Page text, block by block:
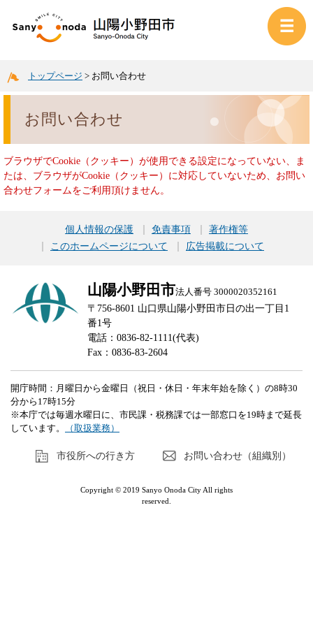
トップページ > お問い合わせ
お問い合わせ
ブラウザでCookie（クッキー）が使用できる設定になっていない、ま
たは、ブラウザがCookie（クッキー）に対応していないため、お問い
合わせフォームをご利用頂けません。
個人情報の保護 免責事項
著作権等
このホームページについて
広告掲載について
山陽小野田市法人番号 3000020352161
〒756-8601 山口県山陽小野田市日の出一丁目1
番1号
電話：0836-82-1111(代表)
Fax：0836-83-2604
開庁時間：月曜日から金曜日（祝日・休日・年末年始を除く）の8時30
分から17時15分
※本庁では毎週水曜日に、市民課・税務課では一部窓口を19時まで延長
しています。
（取扱業務）
市役所への行き方 お問い合わせ（組織別）
Copyright © 2019 Sanyo Onoda City All rights
reserved.